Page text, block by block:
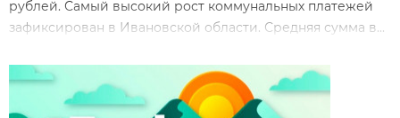
рублей. Самый высокий рост коммунальных платежей
зафиксирован в Ивановской области. Средняя сумма в...